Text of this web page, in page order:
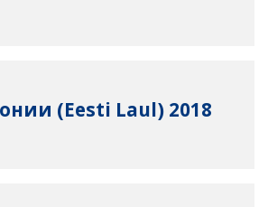
(Eesti Laul) 2018